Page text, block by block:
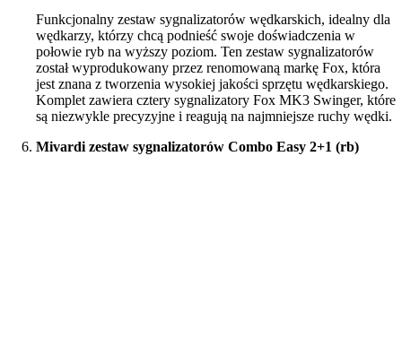
Funkcjonalny zestaw sygnalizatorów wędkarskich, idealny dla
wędkarzy, którzy chcą podnieść swoje doświadczenia w
połowie ryb na wyższy poziom. Ten zestaw sygnalizatorów
został wyprodukowany przez renomowaną markę Fox, która
jest znana z tworzenia wysokiej jakości sprzętu wędkarskiego.
Komplet zawiera cztery sygnalizatory Fox MK3 Swinger, które
są niezwykle precyzyjne i reagują na najmniejsze ruchy wędki.
Mivardi zestaw sygnalizatorów Combo Easy 2+1 (rb)